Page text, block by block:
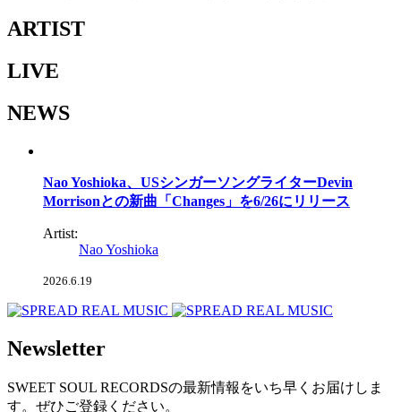
ARTIST
LIVE
NEWS
Nao Yoshioka、USシンガーソングライターDevin
Morrisonとの新曲「Changes」を6/26にリリース
Artist:
Nao Yoshioka
2026.6.19
Newsletter
SWEET SOUL RECORDSの最新情報をいち早くお届けしま
す。ぜひご登録ください。